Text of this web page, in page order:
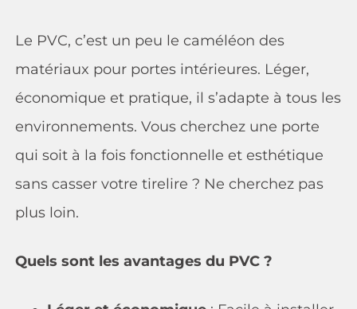
Le PVC, c’est un peu le caméléon des
matériaux pour portes intérieures. Léger,
économique et pratique, il s’adapte à tous les
environnements. Vous cherchez une porte
qui soit à la fois fonctionnelle et esthétique
sans casser votre tirelire ? Ne cherchez pas
plus loin.
Quels sont les avantages du PVC ?